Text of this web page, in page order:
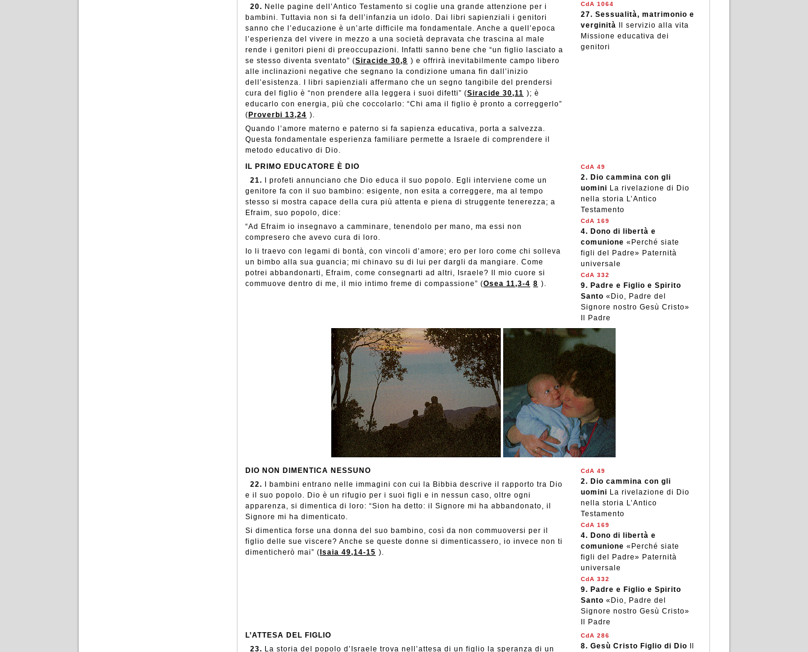
20. Nelle pagine dell’Antico Testamento si coglie una grande attenzione per i
bambini. Tuttavia non si fa dell’infanzia un idolo. Dai libri sapienziali i genitori
sanno che l’educazione è un’arte difficile ma fondamentale. Anche a quell’epoca
l’esperienza del vivere in mezzo a una società depravata che trascina al male
rende i genitori pieni di preoccupazioni. Infatti sanno bene che “un figlio lasciato a
se stesso diventa sventato” (Siracide 30,8 ) e offrirà inevitabilmente campo libero
alle inclinazioni negative che segnano la condizione umana fin dall’inizio
dell’esistenza. I libri sapienziali affermano che un segno tangibile del prendersi
cura del figlio è “non prendere alla leggera i suoi difetti” (Siracide 30,11 ); è
educarlo con energia, più che coccolarlo: “Chi ama il figlio è pronto a correggerlo”
( Proverbi 13,24 ).
Quando l’amore materno e paterno si fa sapienza educativa, porta a salvezza.
Questa fondamentale esperienza familiare permette a Israele di comprendere il
metodo educativo di Dio.
CdA 1064
27. Sessualità, matrimonio e
verginità
Il servizio alla vita
Missione educativa dei
genitori
IL PRIMO EDUCATORE È DIO
21.
I profeti annunciano che Dio educa il suo popolo. Egli interviene come un
genitore fa con il suo bambino: esigente, non esita a correggere, ma al tempo
stesso si mostra capace della cura più attenta e piena di struggente tenerezza; a
Efraim, suo popolo, dice:
“Ad Efraim io insegnavo a camminare, tenendolo per mano, ma essi non
compresero che avevo cura di loro.
Io li traevo con legami di bontà, con vincoli d’amore; ero per loro come chi solleva
un bimbo alla sua guancia; mi chinavo su di lui per dargli da mangiare. Come
potrei abbandonarti, Efraim, come consegnarti ad altri, Israele? Il mio cuore si
commuove dentro di me, il mio intimo freme di compassione” (Osea 11,3-4 8 ).
CdA 49
2. Dio cammina con gli
uomini La rivelazione di Dio
nella storia L’Antico
Testamento
CdA 169
4. Dono di libertà e
comunione «Perché siate
figli del Padre» Paternità
universale
CdA 332
9. Padre e Figlio e Spirito
Santo «Dio, Padre del
Signore nostro Gesù Cristo»
Il Padre
DIO NON DIMENTICA NESSUNO
22.
I bambini entrano nelle immagini con cui la Bibbia descrive il rapporto tra Dio
e il suo popolo. Dio è un rifugio per i suoi figli e in nessun caso, oltre ogni
apparenza, si dimentica di loro: “Sion ha detto: il Signore mi ha abbandonato, il
Signore mi ha dimenticato.
Si dimentica forse una donna del suo bambino, così da non commuoversi per il
figlio delle sue viscere? Anche se queste donne si dimenticassero, io invece non ti
dimenticherò mai” ( Isaia 49,14-15 ).
CdA 49
2. Dio cammina con gli
uomini La rivelazione di Dio
nella storia L’Antico
Testamento
CdA 169
4. Dono di libertà e
comunione «Perché siate
figli del Padre» Paternità
universale
CdA 332
9. Padre e Figlio e Spirito
Santo «Dio, Padre del
Signore nostro Gesù Cristo»
Il Padre
L’ATTESA DEL FIGLIO
23. La storia del popolo d’Israele trova nell’attesa di un figlio la speranza di un
CdA 286
8. Gesù Cristo Figlio di Dio